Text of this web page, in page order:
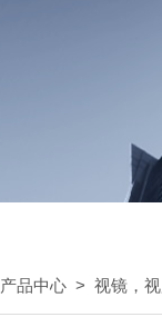
产品中心 > 视镜，